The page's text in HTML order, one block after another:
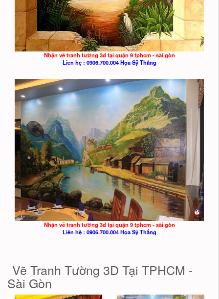
Nhận vẽ tranh tường 3d tại quận 9 tphcm - sài gòn
Liên hệ : 0906.700.004 Họa Sỹ Thắng
Nhận vẽ tranh tường 3d tại quận 9 tphcm - sài gòn
Liên hệ : 0906.700.004 Họa Sỹ Thắng
Vẽ Tranh Tường 3D Tại TPHCM -
Sài Gòn